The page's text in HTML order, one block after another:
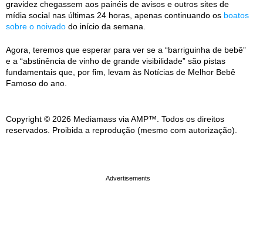
gravidez chegassem aos painéis de avisos e outros sites de
mídia social nas últimas 24 horas, apenas continuando os boatos
sobre o noivado do início da semana.
Agora, teremos que esperar para ver se a “barriguinha de bebê”
e a “abstinência de vinho de grande visibilidade” são pistas
fundamentais que, por fim, levam às Notícias de Melhor Bebê
Famoso do ano.
Copyright © 2026 Mediamass via AMP™. Todos os direitos
reservados. Proibida a reprodução (mesmo com autorização).